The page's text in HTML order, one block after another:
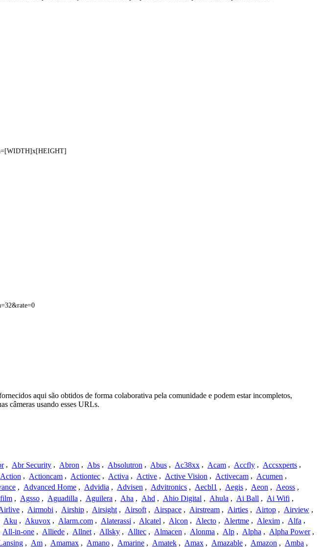
aqui são obtidos de forma colaborativa pela comunidade e podem estar incompletos,
câmeras usando esses URLs.
, Abr Security , Abron , Abs , Absolutron , Abus , Ac38xx , Acam , Accfly , Accsxperts ,
Action , Actioncam , Actiontec , Activa , Active , Active Vision , Activecam , Acumen ,
, Advanced Home , Advidia , Advisen , Advitronics , Aecbl1 , Aegis , Aeon , Aeoss ,
, Agsso , Aguadilla , Aguilera , Aha , Ahd , Ahio Digital , Ahula , Ai Ball , Ai Wifi ,
, Airmobi , Airship , Airsight , Airsoft , Airspace , Airstream , Airties , Airtop , Airview ,
Aku , Akuvox , Alarm.com , Alaterassi , Alcatel , Alcon , Alecto , Alertme , Alexim , Alfa ,
All-in-one , Alliede , Allnet , Allsky , Alltec , Almacen , Alonma , Alp , Alpha , Alpha Power ,
, Am , Amamax , Amano , Amarine , Amatek , Amax , Amazable , Amazon , Amba ,